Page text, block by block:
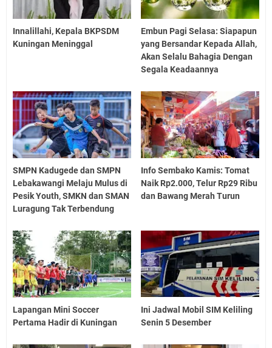
Innalillahi, Kepala BKPSDM
Kuningan Meninggal
Embun Pagi Selasa: Siapapun
yang Bersandar Kepada Allah,
Akan Selalu Bahagia Dengan
Segala Keadaannya
SMPN Kadugede dan SMPN
Lebakawangi Melaju Mulus di
Pesik Youth, SMKN dan SMAN
Luragung Tak Terbendung
Info Sembako Kamis: Tomat
Naik Rp2.000, Telur Rp29 Ribu
dan Bawang Merah Turun
Lapangan Mini Soccer
Pertama Hadir di Kuningan
Ini Jadwal Mobil SIM Keliling
Senin 5 Desember